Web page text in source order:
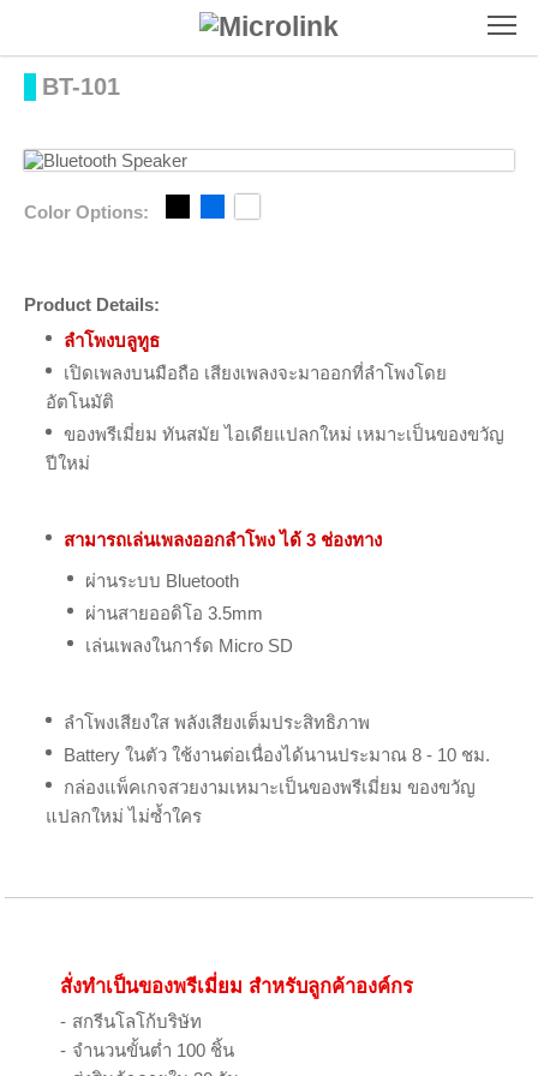
BT-101
Color Options:
Product Details:
ลำโพงบลูทูธ
เปิดเพลงบนมือถือ เสียงเพลงจะมาออกที่ลำโพงโดย
อัตโนมัติ
ของพรีเมี่ยม ทันสมัย ไอเดียแปลกใหม่ เหมาะเป็นของขวัญ
ปีใหม่
สามารถเล่นเพลงออกลำโพง ได้ 3 ช่องทาง
ผ่านระบบ Bluetooth
ผ่านสายออดิโอ 3.5mm
เล่นเพลงในการ์ด Micro SD
ลำโพงเสียงใส พลังเสียงเต็มประสิทธิภาพ
Battery ในตัว ใช้งานต่อเนื่องได้นานประมาณ 8 - 10 ชม.
กล่องแพ็คเกจสวยงามเหมาะเป็นของพรีเมี่ยม ของขวัญ
แปลกใหม่ ไม่ซ้ำใคร
สั่งทำเป็นของพรีเมี่ยม สำหรับลูกค้าองค์กร
สกรีนโลโก้บริษัท
จำนวนขั้นต่ำ 100 ชิ้น